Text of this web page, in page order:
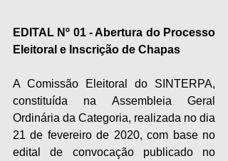
EDITAL Nº 01 - Abertura do Processo
Eleitoral e Inscrição de Chapas
A Comissão Eleitoral do SINTERPA,
constituída na Assembleia Geral
Ordinária da Categoria, realizada no dia
21 de fevereiro de 2020, com base no
edital de convocação publicado no